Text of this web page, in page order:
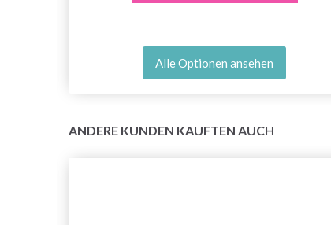
Alle Optionen ansehen
ANDERE KUNDEN KAUFTEN AUCH